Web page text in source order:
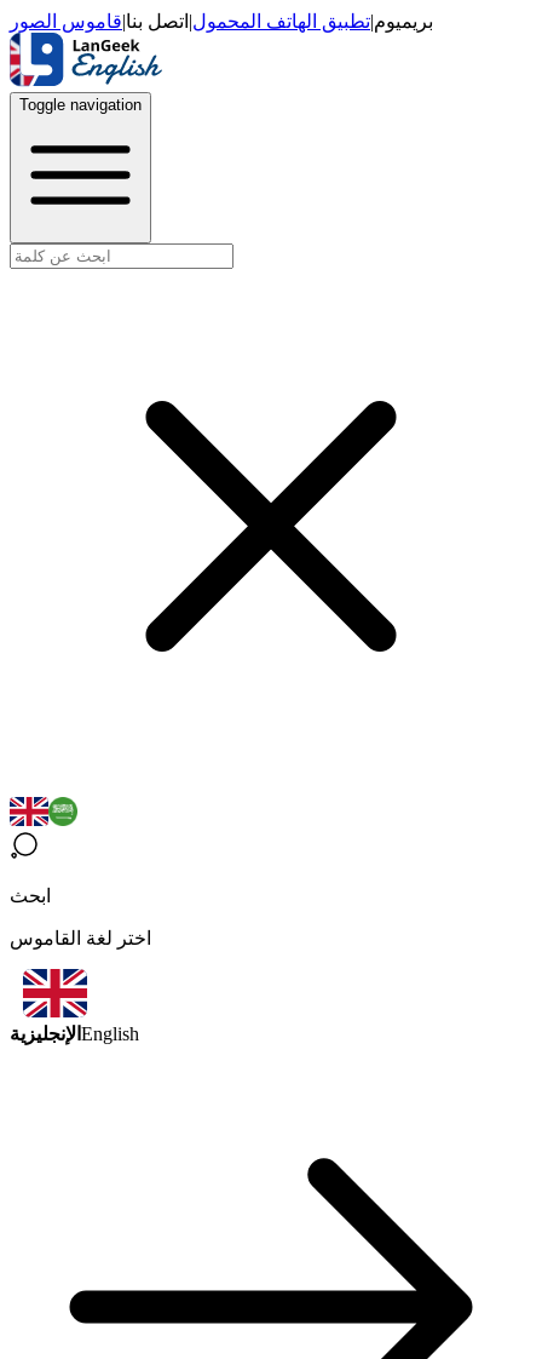
بريميوم|تطبيق الهاتف المحمول| اتصل بنا|قاموس الصور
Toggle navigation
ابحث
اختر لغة القاموس
الإنجليزية English